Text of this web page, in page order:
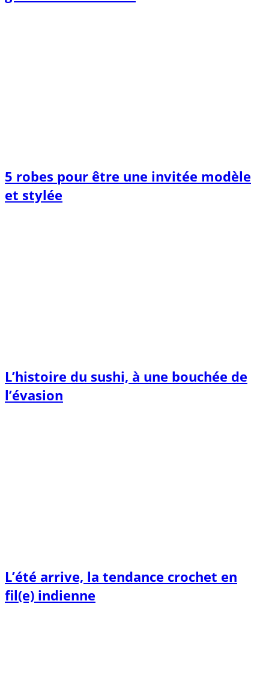
5 robes pour être une invitée modèle
et stylée
L’histoire du sushi, à une bouchée de
l’évasion
L’été arrive, la tendance crochet en
fil(e) indienne